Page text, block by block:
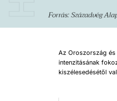
Az Oroszország és
intenzitásának
kiszélesedésétől